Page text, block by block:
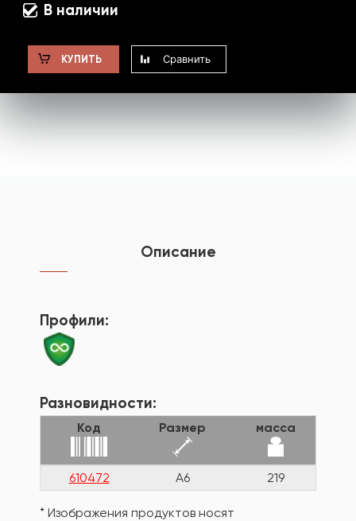
В наличии
КУПИТЬ Сравнить
Описание
Профили:
Разновидности:
Код Размер масса
610472 A6 219
* Изображения продуктов носят